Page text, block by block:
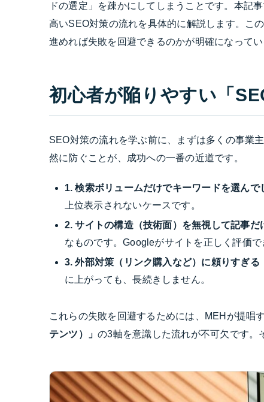
ドの選定」を疎かにしてしまうことです。本記
高いSEO対策の流れを具体的に解説します。こ
進めれば失敗を回避できるのかが明確になってい
初心者が陥りやすい「
SEO対策の流れを学ぶ前に、まずは多くの事業
然に防ぐことが、成功への一番の近道です。
1. 検索ボリュームだけでキーワードを選んで
上位表示されないケースです。
2. サイトの構造（技術面）を無視して記事だ
なものです。Googleがサイトを正しく評価で
3. 外部対策（リンク購入など）に頼りすぎる
に上がっても、長続きしません。
これらの失敗を回避するためには、MEHが提唱
テンツ）」の3軸を意識した流れが不可欠です。